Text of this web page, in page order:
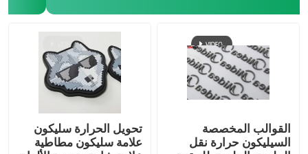
القوالب المخصصة
السيليكون حرارة نقل
تحويل الحرارة سليكون
علامة سليكون مطاطية